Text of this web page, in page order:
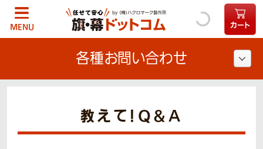
MENU カート
教えて！Q＆A
各種お問い合わせ